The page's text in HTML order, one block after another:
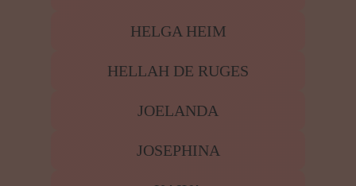
HELGA HEIM
HELLAH DE RUGES
JOELANDA
JOSEPHINA